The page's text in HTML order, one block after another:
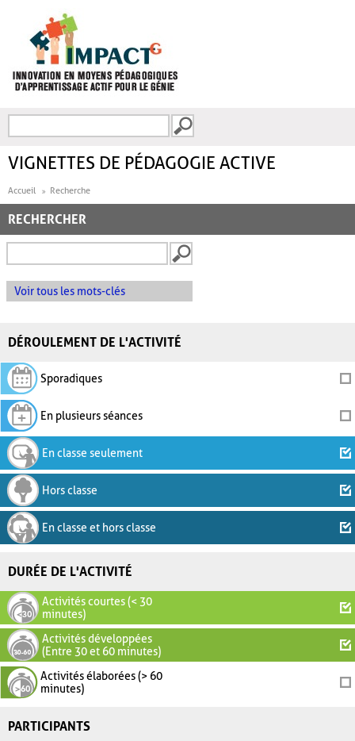
FORMULAIRE DE
VIGNETTES DE PÉDAGOGIE ACTIVE
Accueil Recherche
RECHERCHER
Voir tous les mots-clés
DÉROULEMENT DE L'ACTIVITÉ
Sporadiques
En plusieurs séances
En classe seulement
Hors classe
En classe et hors classe
DURÉE DE L'ACTIVITÉ
Activités courtes (< 30
minutes)
Activités développées
(Entre 30 et 60 minutes)
Activités élaborées (> 60
minutes)
PARTICIPANTS